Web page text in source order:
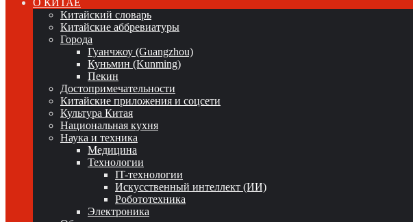
О КИТАЕ
Китайский словарь
Китайские аббревиатуры
Города
Гуанчжоу (Guangzhou)
Куньмин (Kunming)
Пекин
Достопримечательности
Китайские приложения и соцсети
Культура Китая
Национальная кухня
Наука и техника
Медицина
Технологии
IT-технологии
Искусственный интеллект (ИИ)
Робототехника
Электроника